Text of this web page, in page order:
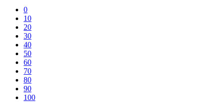
0
10
20
30
40
50
60
70
80
90
100